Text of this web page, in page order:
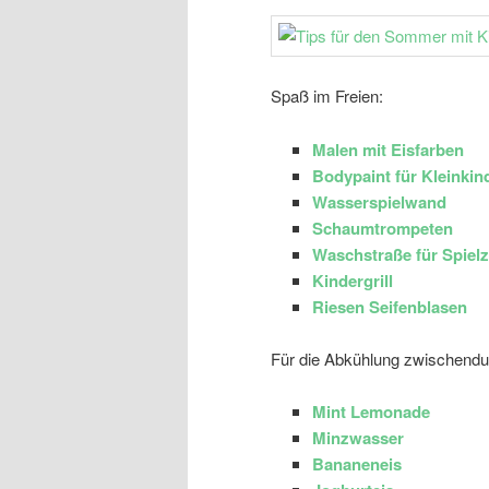
Spaß im Freien:
Malen mit Eisfarben
Bodypaint für
Wasserspielwand
Schaumtrompeten
Waschstraße für
Kindergrill
Riesen Seifenblasen
Für die Abkühlung
Mint Lemonade
Minzwasser
Bananeneis